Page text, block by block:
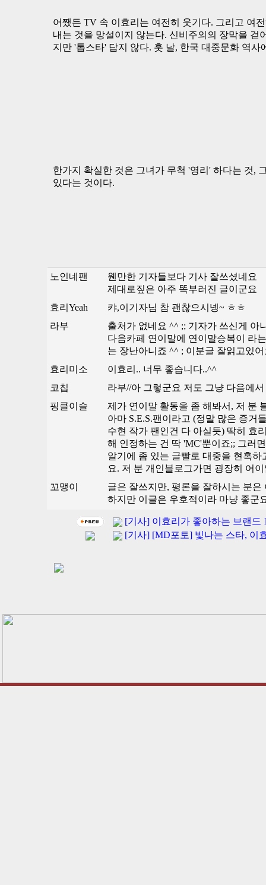
어쨌든 TV 속 이효리는 여전히 웃기다. 그리고 여
내는 것을 망설이지 않는다. 신비주의의 장막을
지만 '톱스타' 답지 않다. 훗 날, 한국 대중문화 역
한가지 확실한 것은 그녀가 무척 '영리' 하다는 것,
있다는 것이다.
노인네팬
웬만한 기자들보다 기사 잘쓰셨네요
제대로짚은 아주 똑부러진 글이군요
효리Yeah
캬,이기자님 참 괜찮으시넹~ ㅎㅎ
라부
출처가 없네요 ^^ ;; 기자가 쓰신게 아
다음카페 연이말에 연이말승복이 라
는 장난아니죠 ^^ ; 이분글 잘읽고있어
효리미소
이효리.. 너무 좋습니다..^^
코칩
라부//아 그렇군요 저도 그냥 다음에
핑클이슬
제가 연이말 활동을 좀 해봐서, 저 분
아마 S.E.S.팬이라고 (정말 많은 증거
수현 작가 팬인건 다 아실듯) 딱히 효
해 인정하는 건 딱 'MC'뿐이죠;; 그러
알기에 좀 있는 글빨로 대중을 현혹
요. 저 분 개인블로그가면 굉장히 어
꼬맹이
글은 잘쓰지만, 평론을 잘하시는 분은
하지만 이글은 우호적이라 마냥 좋군
[기사] 이효리가 좋아하는 브랜드
[기사] [MD포토] 빛나는 스타, 이